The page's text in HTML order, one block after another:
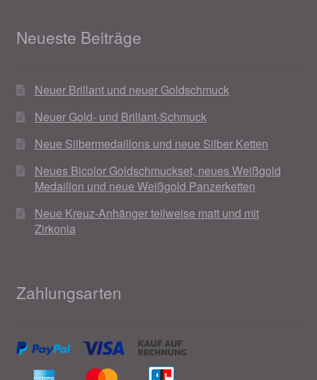
Neueste Beiträge
Neuer Brillant und neuer Goldschmuck
Neuer Gold- und Brillant-Schmuck
Neue Silbermedaillons und neue Silber Ketten
Neues Bicolor Goldschmuckset, neues Weißgold
Medaillon und neue Weißgold Panzerketten
Neue Kreuz-Anhänger teilweise matt und mit
Zirkonia
Zahlungsarten